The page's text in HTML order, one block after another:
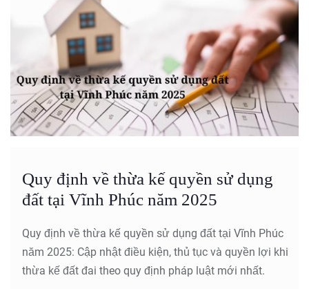
Quy định về thừa kế quyền sử dụng
đất tại Vĩnh Phúc năm 2025
Quy định về thừa kế quyền sử dụng đất tại Vĩnh Phúc
năm 2025: Cập nhật điều kiện, thủ tục và quyền lợi khi
thừa kế đất đai theo quy định pháp luật mới nhất.